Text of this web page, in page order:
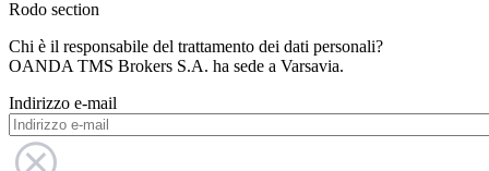
Rodo section
Chi è il responsabile del trattamento dei dati personali?
OANDA TMS Brokers S.A. ha sede a Varsavia.
Indirizzo e-mail